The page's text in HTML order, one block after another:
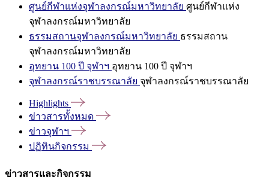
ศูนย์กีฬาแห่งจุฬาลงกรณ์มหาวิทยาลัย ศูนย์กีฬาแห่ง
จุฬาลงกรณ์มหาวิทยาลัย
ธรรมสถานจุฬาลงกรณ์มหาวิทยาลัย ธรรมสถาน
จุฬาลงกรณ์มหาวิทยาลัย
อุทยาน 100 ปี จุฬาฯ อุทยาน 100 ปี จุฬาฯ
จุฬาลงกรณ์ราชบรรณาลัย จุฬาลงกรณ์ราชบรรณาลัย
Highlights
ข่าวสารทั้งหมด
ข่าวจุฬาฯ
ปฏิทินกิจกรรม
ข่าวสารและกิจกรรม